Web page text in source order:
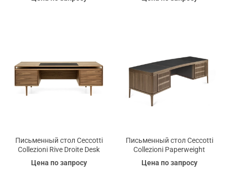
Письменный стол Ceccotti
Collezioni Rive Droite Desk
Цена по запросу
Письменный стол Ceccotti
Collezioni Paperweight
Цена по запросу